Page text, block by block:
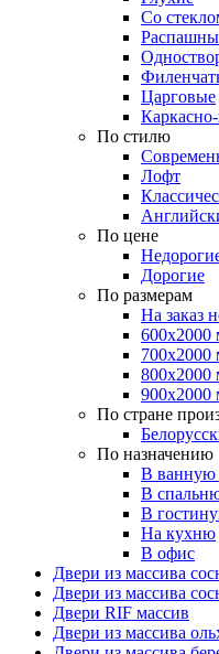
Со
Царговые
По стилю
Лофт
По цене
Дорогие
По размерам
На заказ
600х2000
700х2000
800х2000
900х2000
По стране
По назначению
В ванную
В
В
На кухню
В офис
Двери из массива
Двери из массива
Двери RIF массив
Двери из массива